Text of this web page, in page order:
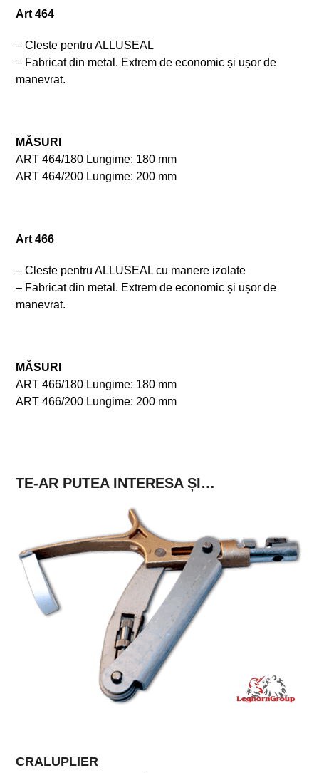
Art 464
– Cleste pentru ALLUSEAL
– Fabricat din metal. Extrem de economic și ușor de
manevrat.
MĂSURI
ART 464/180 Lungime: 180 mm
ART 464/200 Lungime: 200 mm
Art 466
– Cleste pentru ALLUSEAL cu manere izolate
– Fabricat din metal. Extrem de economic și ușor de
manevrat.
MĂSURI
ART 466/180 Lungime: 180 mm
ART 466/200 Lungime: 200 mm
TE-AR PUTEA INTERESA ȘI…
CRALUPLIER